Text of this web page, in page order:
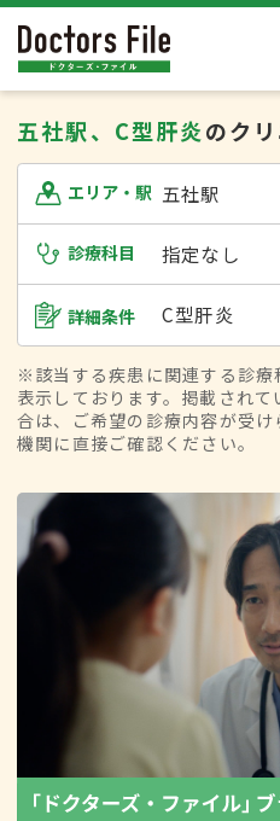
五社駅、C型肝炎のク
エリア・駅 五社駅
診療科目 指定なし
詳細条件 C型肝炎
※該当する疾患に関連する診療
表示しております。掲載され
合は、ご希望の診療内容が受
機関に直接ご確認ください。